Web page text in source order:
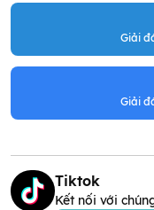
Giải
Giải
Tiktok
Kết nối với